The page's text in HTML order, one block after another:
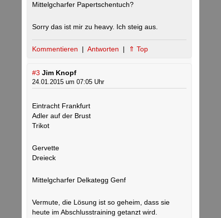
Mittelgcharfer Papertschentuch?
Sorry das ist mir zu heavy. Ich steig aus.
Kommentieren | Antworten | ⇑ Top
#3 Jim Knopf
24.01.2015 um 07:05 Uhr
Eintracht Frankfurt
Adler auf der Brust
Trikot
Gervette
Dreieck
Mittelgcharfer Delkategg Genf
Vermute, die Lösung ist so geheim, dass sie
heute im Abschlusstraining getanzt wird.